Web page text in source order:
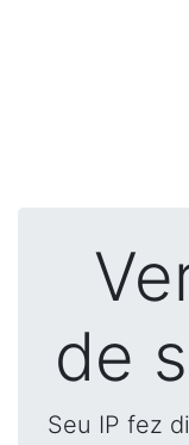
de
Seu IP fez